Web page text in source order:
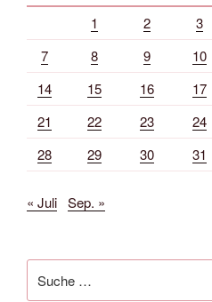
1 2 3
7
8 9 10
14
15 16 17
21
22 23 24
28
29 30 31
« Juli Sep. »
nach: